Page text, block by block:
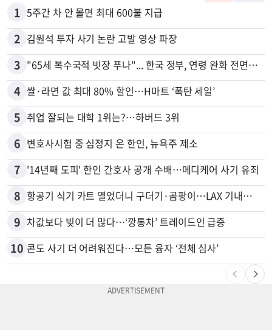
1 5주간 차 안 몰면 최대 600불 지급
2 김원석 투자 사기 논란 고발 영상 파장
3 "65세 복수국적 빗장 푸나"... 한국 정부, 연령 완화 전면 추진
4 쌀·라면 값 최대 80% 할인…H마트 ‘폭탄 세일’
5 취업 잘되는 대학 1위는?…하버드 3위
6 변호사시험 중 심정지 온 한인, 뉴욕주 제소
7 '14년째 도피' 한인 간호사 공개 수배…메디케어 사기 유죄
8 항공기 식기 카트 열었더니 구더기·곰팡이…LAX 기내식 업체 논란
9 차값보다 빚이 더 많다…‘깡통차’ 트레이드인 급증
10 콘도 사기 더 어려워진다…모든 융자 ‘전체 심사’